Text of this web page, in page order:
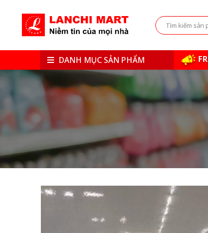
DANH MỤC SẢN PHẨM